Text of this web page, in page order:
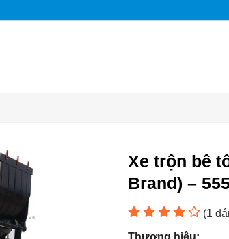
Xe trộn bê
Brand) –
(1